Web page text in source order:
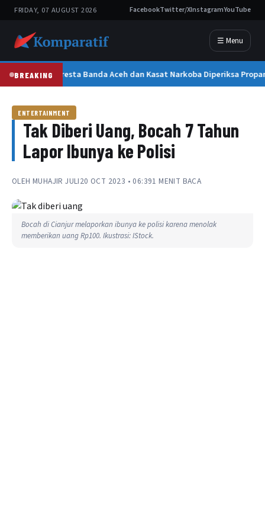
FRIDAY, 07 AUGUST 2026 FacebookTwitter/XInstagramYouTube
☰ Menu
BREAKINGKapolresta Banda Aceh dan Kasat Narkoba Diperiksa
ENTERTAINMENT
Tak Diberi Uang, Bocah 7 Tahun
Lapor Ibunya ke Polisi
OLEH MUHAJIR JULI20 OCT 2023 • 06:391 MENIT BACA
Bocah di Cianjur melaporkan ibunya ke polisi karena menolak
memberikan uang Rp100. Ikustrasi: IStock.